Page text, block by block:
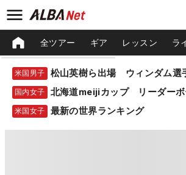
全ツアー ギア レッスン ラ
米国男子
国内女子 北海道meijiカップ リーダーボ
米国女子 最新の世界ランキング